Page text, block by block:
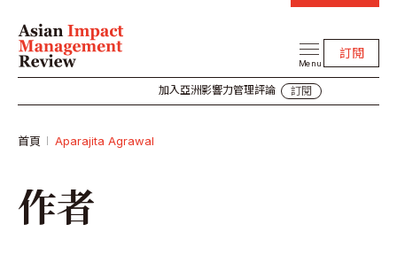
Menu
訂閱
加入亞洲影響力管理評論 訂閱
首頁 Aparajita Agrawal
作者